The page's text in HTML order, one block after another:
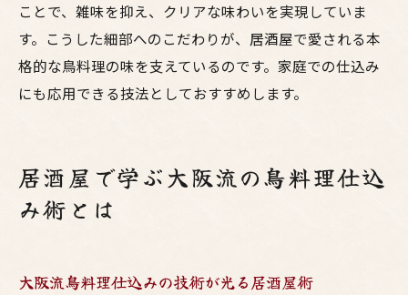
ことで、雑味を抑え、クリアな味わいを実現していま
す。こうした細部へのこだわりが、居酒屋で愛される本
格的な鳥料理の味を支えているのです。家庭での仕込み
にも応用できる技法としておすすめします。
居酒屋で学ぶ大阪流の鳥料理仕込
み術とは
大阪流鳥料理仕込みの技術が光る居酒屋術